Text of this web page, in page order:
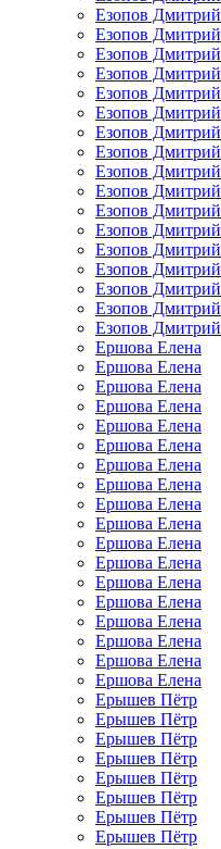
Езопов Дмитрий
Езопов Дмитрий
Езопов Дмитрий
Езопов Дмитрий
Езопов Дмитрий
Езопов Дмитрий
Езопов Дмитрий
Езопов Дмитрий
Езопов Дмитрий
Езопов Дмитрий
Езопов Дмитрий
Езопов Дмитрий
Езопов Дмитрий
Езопов Дмитрий
Езопов Дмитрий
Езопов Дмитрий
Езопов Дмитрий
Ершова Елена
Ершова Елена
Ершова Елена
Ершова Елена
Ершова Елена
Ершова Елена
Ершова Елена
Ершова Елена
Ершова Елена
Ершова Елена
Ершова Елена
Ершова Елена
Ершова Елена
Ершова Елена
Ершова Елена
Ершова Елена
Ершова Елена
Ершова Елена
Ерышев Пётр
Ерышев Пётр
Ерышев Пётр
Ерышев Пётр
Ерышев Пётр
Ерышев Пётр
Ерышев Пётр
Ерышев Пётр